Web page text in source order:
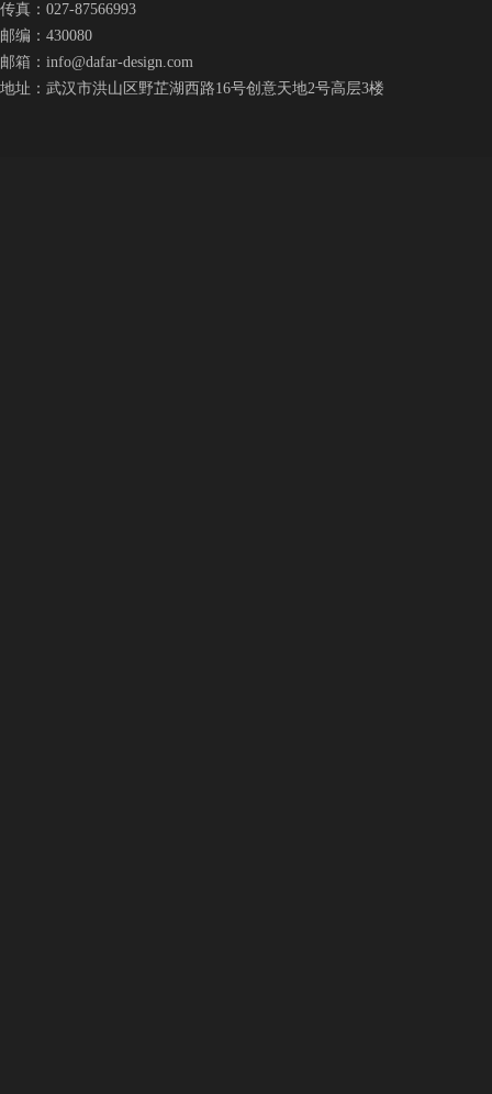
传真：027-87566993
邮编：430080
邮箱： info@dafar-design.com
地址：武汉市洪山区野芷湖西路16号创意天地2号高层3楼